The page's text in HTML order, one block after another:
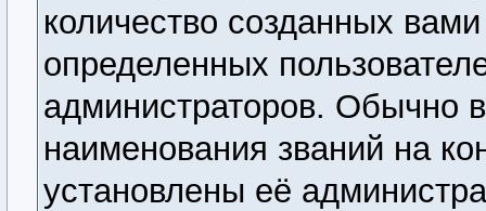
количество созданных
определенных
администраторов. Обычно
наименования званий на
установлены её